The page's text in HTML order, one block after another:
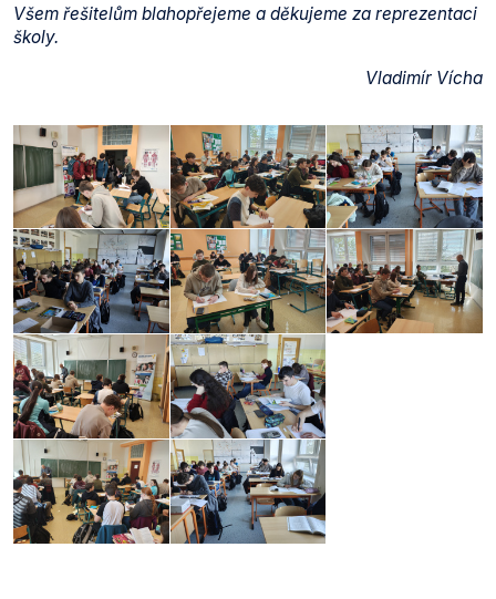
Všem řešitelům blahopřejeme a děkujeme za reprezentaci
školy.
Vladimír Vícha